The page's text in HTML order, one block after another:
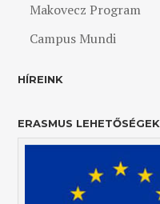
Makovecz Program
Campus Mundi
HÍREINK
ERASMUS LEHETŐSÉGEK